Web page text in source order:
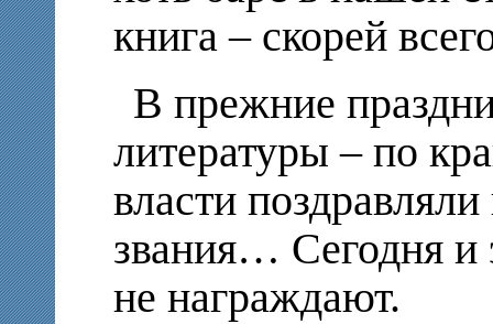
книга – скорей
В прежние
литературы – по
власти
звания… Сегодня и
не награждают.